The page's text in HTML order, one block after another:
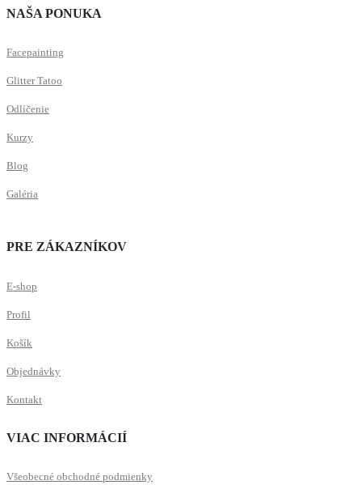
NAŠA PONUKA
Facepainting
Glitter Tatoo
Odlíčenie
Kurzy
Blog
Galéria
PRE ZÁKAZNÍKOV
E-shop
Profil
Košík
Objednávky
Kontakt
VIAC INFORMÁCIÍ
Všeobecné obchodné podmienky